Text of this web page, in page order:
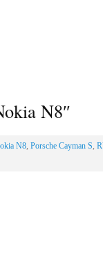
N8″
N8, Porsche Cayman S,